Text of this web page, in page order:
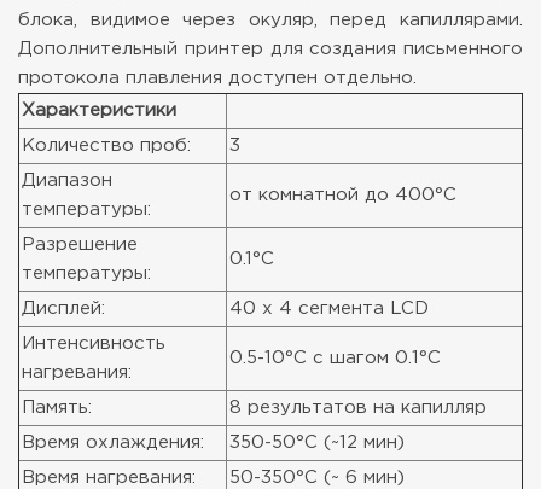
блока, видимое через окуляр, перед капиллярами.
Дополнительный принтер для создания письменного
протокола плавления доступен отдельно.
Характеристики
Количество проб: 3
Диапазон
температуры:
от комнатной до 400°C
Разрешение
температуры:
0.1°C
Дисплей: 40 x 4 сегмента LCD
Интенсивность
нагревания:
0.5-10°C с шагом 0.1°C
Память: 8 результатов на капилляр
Время охлаждения: 350-50°C (~12 мин)
Время нагревания: 50-350°C (~ 6 мин)